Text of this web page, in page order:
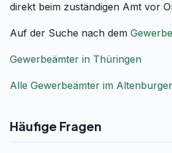
direkt beim zuständigen Amt vor
Auf der Suche nach dem
Gewerbeämter in Thüringen
Alle Gewerbeämter im
Häufige Fragen